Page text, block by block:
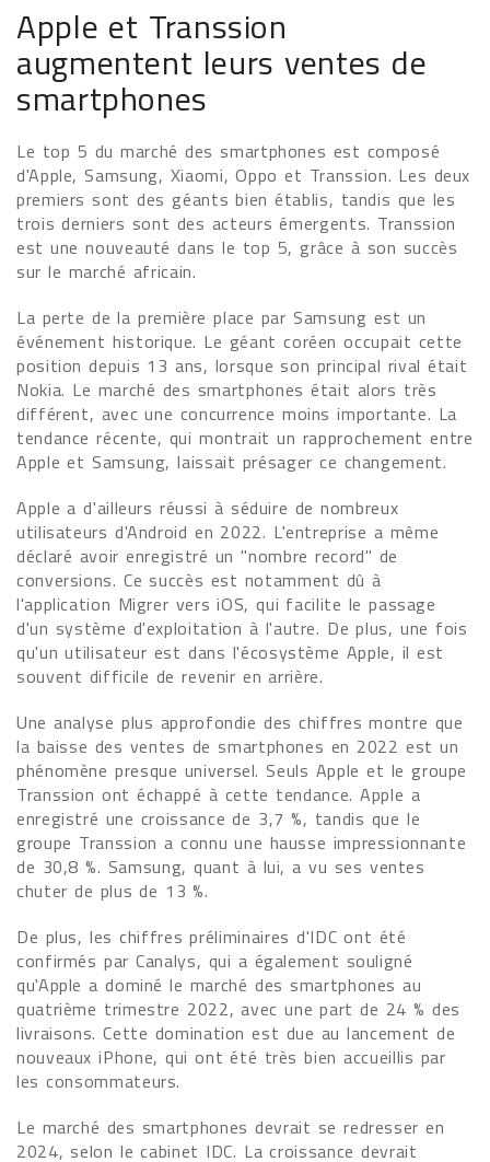
Apple et Transsion
augmentent leurs ventes de
smartphones
Le top 5 du marché des smartphones est composé
d'Apple, Samsung, Xiaomi, Oppo et Transsion. Les deux
premiers sont des géants bien établis, tandis que les
trois derniers sont des acteurs émergents. Transsion
est une nouveauté dans le top 5, grâce à son succès
sur le marché africain.
La perte de la première place par Samsung est un
événement historique. Le géant coréen occupait cette
position depuis 13 ans, lorsque son principal rival était
Nokia. Le marché des smartphones était alors très
différent, avec une concurrence moins importante. La
tendance récente, qui montrait un rapprochement entre
Apple et Samsung, laissait présager ce changement.
Apple a d'ailleurs réussi à séduire de nombreux
utilisateurs d'Android en 2022. L'entreprise a même
déclaré avoir enregistré un "nombre record" de
conversions. Ce succès est notamment dû à
l'application Migrer vers iOS, qui facilite le passage
d'un système d'exploitation à l'autre. De plus, une fois
qu'un utilisateur est dans l'écosystème Apple, il est
souvent difficile de revenir en arrière.
Une analyse plus approfondie des chiffres montre que
la baisse des ventes de smartphones en 2022 est un
phénomène presque universel. Seuls Apple et le groupe
Transsion ont échappé à cette tendance. Apple a
enregistré une croissance de 3,7 %, tandis que le
groupe Transsion a connu une hausse impressionnante
de 30,8 %. Samsung, quant à lui, a vu ses ventes
chuter de plus de 13 %.
De plus, les chiffres préliminaires d'IDC ont été
confirmés par Canalys, qui a également souligné
qu'Apple a dominé le marché des smartphones au
quatrième trimestre 2022, avec une part de 24 % des
livraisons. Cette domination est due au lancement de
nouveaux iPhone, qui ont été très bien accueillis par
les consommateurs.
Le marché des smartphones devrait se redresser en
2024, selon le cabinet IDC. La croissance devrait